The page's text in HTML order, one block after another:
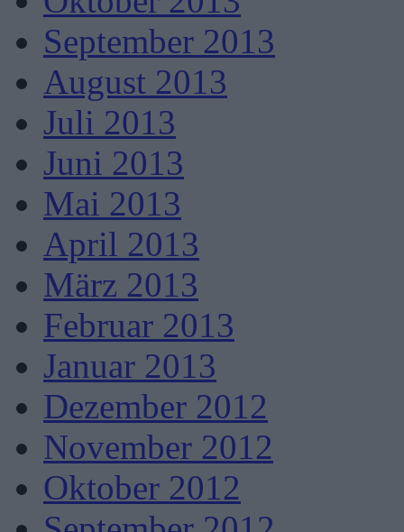
September 2013
August 2013
Juli 2013
Juni 2013
Mai 2013
April 2013
März 2013
Februar 2013
Januar 2013
Dezember 2012
November 2012
Oktober 2012